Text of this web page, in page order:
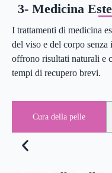
3- Medicina
I trattamenti di medicina
del viso e del corpo
offrono risultati naturali e
tempi di recupero brevi.
Cura della pelle